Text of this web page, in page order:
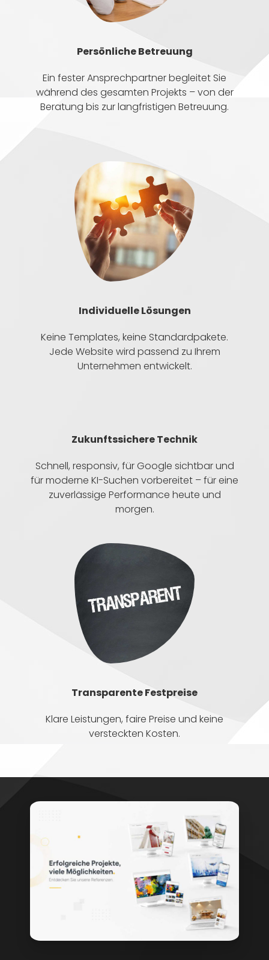
Persönliche Betreuung
Ein fester Ansprechpartner begleitet Sie
während des gesamten Projekts – von der
Beratung bis zur langfristigen Betreuung.
Individuelle Lösungen
Keine Templates, keine Standardpakete.
Jede Website wird passend zu Ihrem
Unternehmen entwickelt.
Zukunftssichere Technik
Schnell, responsiv, für Google sichtbar und
für moderne KI-Suchen vorbereitet – für eine
zuverlässige Performance heute und
morgen.
Transparente Festpreise
Klare Leistungen, faire Preise und keine
versteckten Kosten.